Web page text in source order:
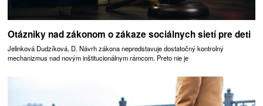
Otázniky nad zákonom o zákaze sociálnych sietí pre deti
Jelinková Dudzíková, D. Návrh zákona nepredstavuje dostatočný kontrolný
mechanizmus nad novým inštitucionálnym rámcom. Preto nie je